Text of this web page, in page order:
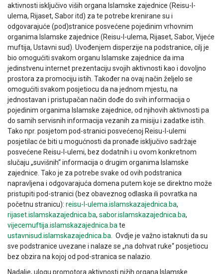
aktivnosti isključivo viših organa Islamske zajednice (Reisu-l-
ulema, Rijaset, Sabor itd) za te potrebe krenirane su i
odgovarajuće (pod)stranice posvećene pojedinim vrhovnim
organima Islamske zajednice (Reisu-l-ulema, Rijaset, Sabor, Vijeće
muftija, Ustavni sud). Uvođenjem disperzije na podstranice, cilj je
bio omogućiti svakom organu Islamske zajednice da ima
jedinstvenu internet prezentaciju svojih aktivnosti kao i dovoljno
prostora za promociju istih. Također na ovaj način željelo se
omogućiti svakom posjetiocu da na jednom mjestu, na
jednostavan i pristupačan način dođe do svih informacija o
pojedinim organima Islamske zajednice, od njihovih aktivnosti pa
do samih servisnih informacija vezanih za misiju i zadatke istih.
Tako npr. posjetom pod-stranici posvećenoj Reisu-l-ulemi
posjetilac će biti u mogućnosti da pronađe isključivo sadržaje
posvećene Reisu-l-ulemi, bez dodatnih i u ovom konkretnom
slučaju „suvišnih“ informacija o drugim organima Islamske
zajednice. Tako je za potrebe svake od ovih podstranica
napravljena i odgovarajuća domena putem koje se direktno može
pristupiti pod-stranici (bez obaveznog odlaska ili povratka na
početnu stranicu): reisu-l-ulema.islamskazajednica.ba,
rijaset.islamskazajednica.ba, sabor.islamskazajednica.ba,
vijecemuftija.islamskazajednica.ba te
ustavnisud.islamskazajednica.ba . Ovdje je važno istaknuti da su
sve podstranice uvezane i nalaze se „na dohvat ruke“ posjetiocu
bez obzira na kojoj od pod-stranica se nalazio.
Nadalje, ulogu promotora aktivnosti nižih organa Islamske